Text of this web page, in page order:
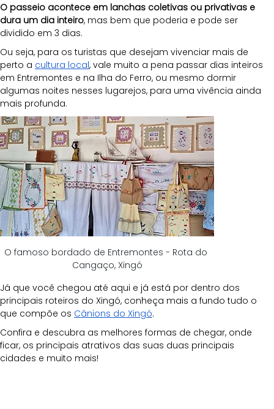
O passeio acontece em lanchas coletivas ou privativas e
dura um dia inteiro, mas bem que poderia e pode ser
dividido em 3 dias.
Ou seja, para os turistas que desejam vivenciar mais de
perto a cultura local, vale muito a pena passar dias inteiros
em Entremontes e na Ilha do Ferro, ou mesmo dormir
algumas noites nesses lugarejos, para uma vivência ainda
mais profunda.
O famoso bordado de Entremontes - Rota do
Cangaço, Xingó
Já que você chegou até aqui e já está por dentro dos
principais roteiros do Xingó, conheça mais a fundo tudo o
que compõe os Cânions do Xingó.
Confira e descubra as melhores formas de chegar, onde
ficar, os principais atrativos das suas duas principais
cidades e muito mais!